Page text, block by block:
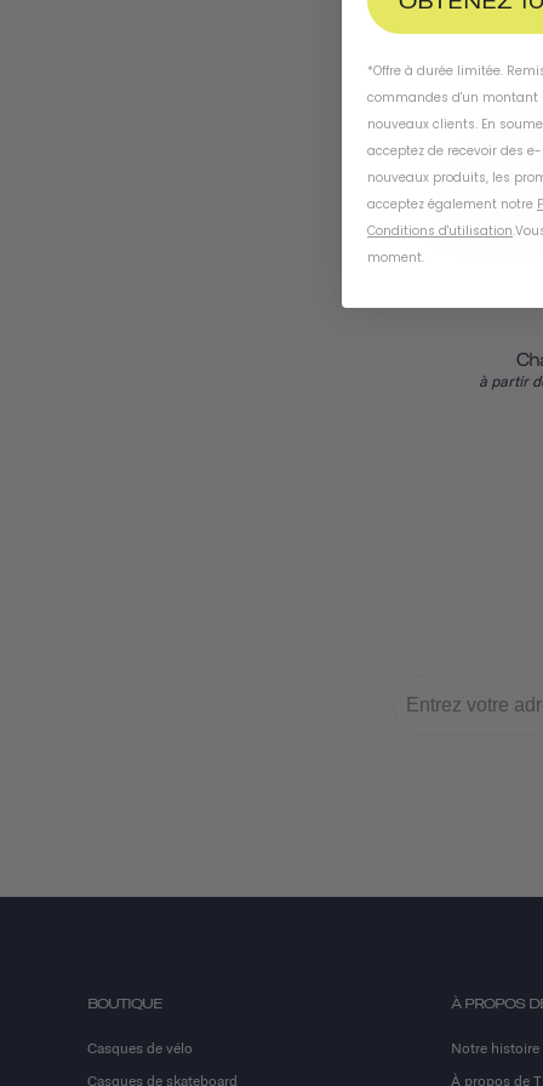
à partir
BOUTIQUE
Casques de vélo
Casques de skateboard
À PROPOS
Notre histoire
À propos de
*Offre à durée limitée.
commandes d'un montant
nouveaux clients. En
acceptez de recevoir des
nouveaux produits, les
acceptez également notre
Conditions d'utilisation.
moment.